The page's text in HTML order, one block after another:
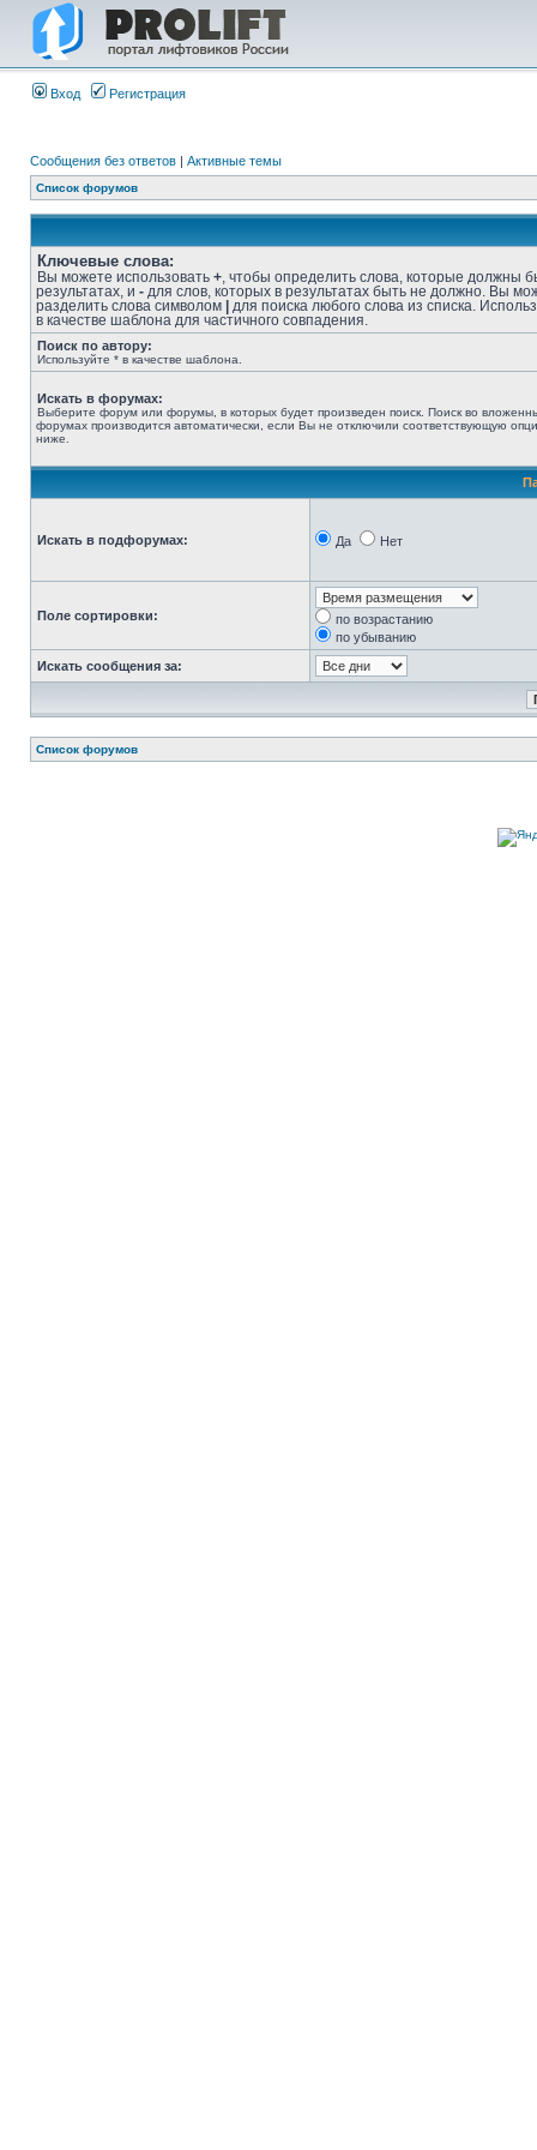
Вход Регистрация
Сообщения без ответов | Активные темы
Список форумов
Ключевые слова:
Вы можете использовать + , чтобы определить слова, которые должны
результатах, и - для слов, которых в результатах быть не должно. Вы
разделить слова символом
для поиска любого слова из списка.
в качестве шаблона для частичного совпадения.
Поиск по автору:
Используйте * в качестве шаблона.
Искать в форумах:
Выберите форум или форумы, в которых будет произведен поиск. Поиск во
форумах производится автоматически, если Вы не отключили соответствующую
ниже.
Искать в подфорумах: Да Нет
Поле сортировки:
по возрастанию
по убыванию
Искать сообщения за:
Список форумов